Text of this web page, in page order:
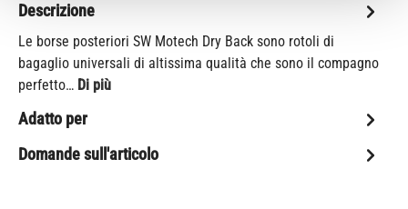
Descrizione
Le borse posteriori SW Motech Dry Back sono rotoli di
bagaglio universali di altissima qualità che sono il compagno
perfetto… Di più
Adatto per
Domande sull'articolo